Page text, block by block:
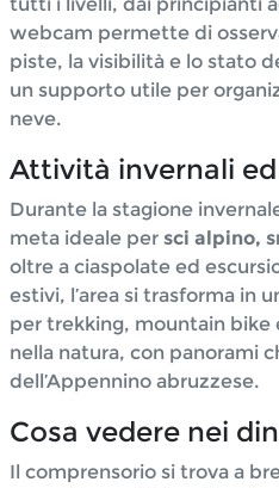
webcam permette di
piste, la visibilità e lo stato
un supporto utile per
neve.
Attività invernali
Durante la stagione
meta ideale per sci alpino,
oltre a ciaspolate ed
estivi, l’area si trasforma in
per trekking, mountain bike
nella natura, con panorami
dell’Appennino abruzzese.
Cosa vedere nei
Il comprensorio si trova a